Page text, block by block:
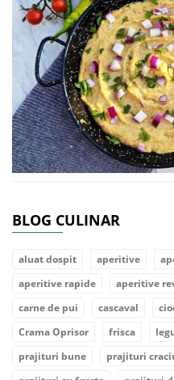
BLOG CULINAR
aluat dospit aperitive
aperitive rapide
aperitive
carne de pui
cascaval
Crama Oprisor
frisca
prajituri bune
prajituri